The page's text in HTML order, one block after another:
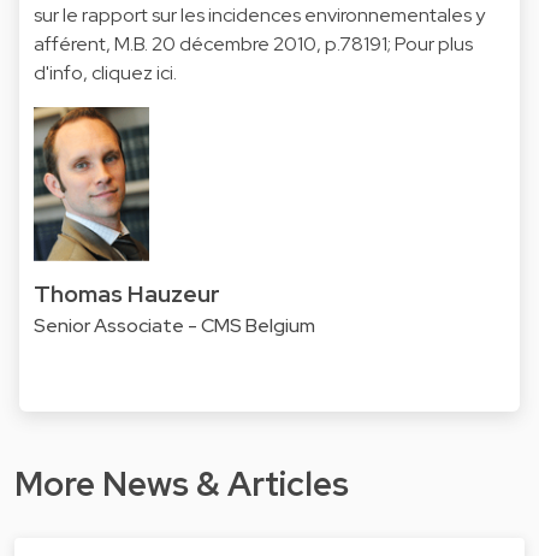
sur le rapport sur les incidences environnementales y
afférent, M.B. 20 décembre 2010, p.78191; Pour plus
d'info, cliquezici.
Thomas Hauzeur
Senior Associate - CMS Belgium
More News & Articles